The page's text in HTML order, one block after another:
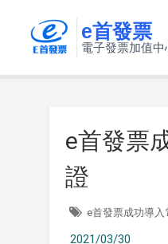
e首發票
電子發票加值中
e首發票
證
e首發票成功導
2021/03/30